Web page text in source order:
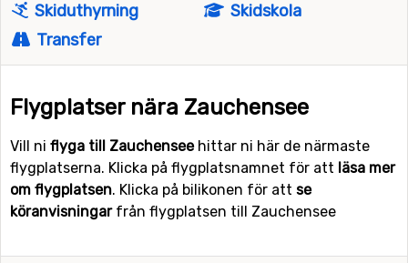
Skiduthyrning
Skidskola
Transfer
Flygplatser nära Zauchensee
Vill ni flyga till Zauchenseehittar ni här de närmaste
flygplatserna. Klicka på flygplatsnamnet för att läsa mer
om flygplatsen. Klicka på bilikonen för att se
köranvisningarfrån flygplatsen till Zauchensee